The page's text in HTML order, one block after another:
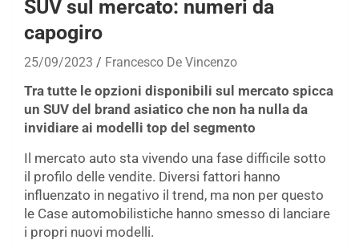
SUV sul mercato: numeri da
capogiro
25/09/2023 Francesco De Vincenzo
Tra tutte le opzioni disponibili sul mercato spicca
un SUV del brand asiatico che non ha nulla da
invidiare ai modelli top del segmento
Il mercato auto sta vivendo una fase difficile sotto
il profilo delle vendite. Diversi fattori hanno
influenzato in negativo il trend, ma non per questo
le Case automobilistiche hanno smesso di lanciare
i propri nuovi modelli.